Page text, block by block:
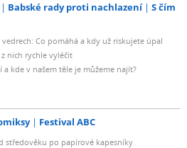
Babské rady proti nachlazení
S čím
Co pomáhá a kdy už riskujete úpal
z nich rychle vyléčit
a kde v našem těle je můžeme najít?
Festival ABC
středověku po papírové kapesníky